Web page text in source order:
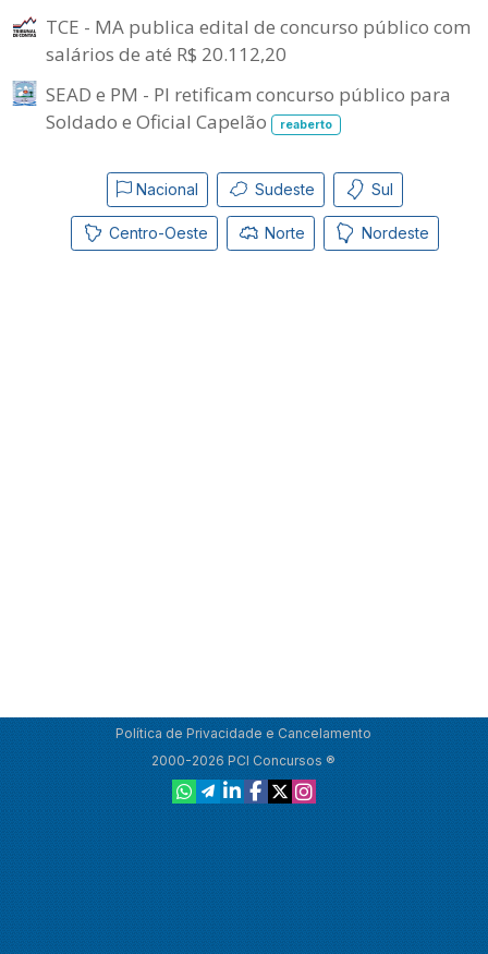
TCE - MA publica edital de concurso público com
salários de até R$ 20.112,20
SEAD e PM - PI retificam concurso público para
Soldado e Oficial Capelão
reaberto
Nacional Sudeste Sul
Centro-Oeste Norte Nordeste
Política de Privacidade e Cancelamento
2000-2026 PCI Concursos ®